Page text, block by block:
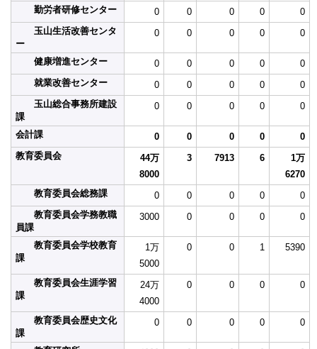
勤労者研修センター
0 0 0 0
0
玉山生活改善センタ
ー
0 0 0 0 0
健康増進センター 0 0 0 0
0
就業改善センター
0 0 0 0
0
玉山総合事務所建設
課
0 0 0 0 0
会計課 0 0 0 0
0
教育委員会
44万
8000
3 7913 6
1万
6270
教育委員会総務課
0 0 0 0
0
教育委員会学務教職
員課
3000 0 0 0 0
教育委員会学校教育
課
1万
5000
0 0 1 5390
教育委員会生涯学習
課
24万
4000
0 0 0 0
教育委員会歴史文化
課
0 0 0 0 0